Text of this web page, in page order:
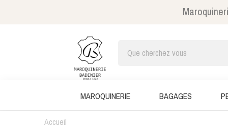
MAROQUINERIE BAGAGES
Accueil